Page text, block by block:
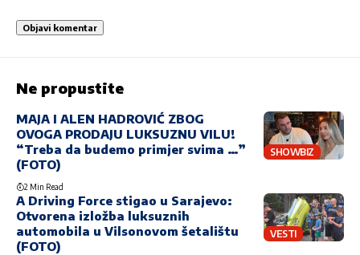
Ne propustite
SHOWBIZ
MAJA I ALEN HADROVIĆ ZBOG
OVOGA PRODAJU LUKSUZNU VILU!
“Treba da budemo primjer svima …”
(FOTO)
2 Min Read
VESTI
A Driving Force stigao u Sarajevo:
Otvorena izložba luksuznih
automobila u Vilsonovom šetalištu
(FOTO)